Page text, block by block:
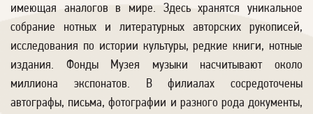
имеющая аналогов в мире. Здесь хранятся уникальное
собрание нотных и литературных авторских рукописей,
исследования по истории культуры, редкие книги, нотные
издания. Фонды Музея музыки насчитывают около
миллиона экспонатов. В филиалах сосредоточены
автографы, письма, фотографии и разного рода документы,